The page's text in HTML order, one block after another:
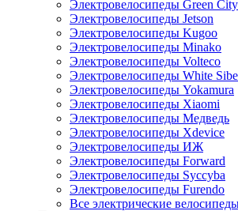
Электровелосипеды Green City
Электровелосипеды Jetson
Электровелосипеды Kugoo
Электровелосипеды Minako
Электровелосипеды Volteco
Электровелосипеды White
Электровелосипеды Yokamura
Электровелосипеды Xiaomi
Электровелосипеды Медведь
Электровелосипеды Xdevice
Электровелосипеды ИЖ
Электровелосипеды Forward
Электровелосипеды Syccyba
Электровелосипеды Furendo
Все электрические